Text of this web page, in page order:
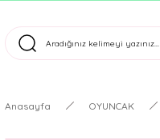
Tüm
Anasayfa OYUNCAK